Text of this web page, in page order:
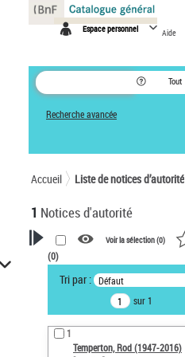
Espace personnel Aide
Tout
Recherche avancée
Accueil Liste de notices d’autorité
1 Notices d'autorité
VOTRE RECHERCHE
Recherche avancée dans les
notices d’autorité
Œuvres liées à l'auteur :
Temperton, Rod (1947-2016)
Voir la sélection (0)
(0)
Tri par : Défaut
sur 1
1
Temperton, Rod (1947-2016)
Panneau de gestion des cookies